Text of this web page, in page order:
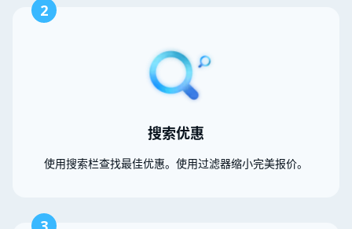
2
搜索优惠
使用搜索栏查找最佳优惠。使用过滤器缩小完美报价。